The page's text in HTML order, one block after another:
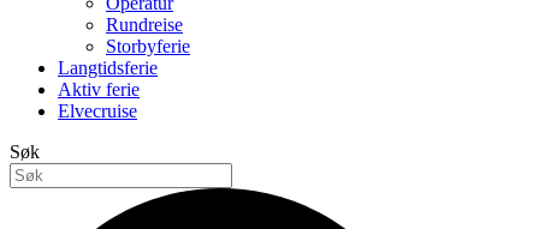
Rundreise
Storbyferie
Langtidsferie
Aktiv ferie
Elvecruise
Søk